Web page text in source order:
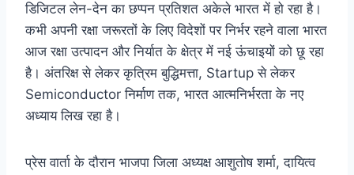
डिजिटल लेन-देन का छप्पन प्रतिशत अकेले भारत में हो रहा है।
कभी अपनी रक्षा जरूरतों के लिए विदेशों पर निर्भर रहने वाला भारत
आज रक्षा उत्पादन और निर्यात के क्षेत्र में नई ऊंचाइयों को छू रहा
है। अंतरिक्ष से लेकर कृत्रिम बुद्धिमत्ता, Startup से लेकर
Semiconductor निर्माण तक, भारत आत्मनिर्भरता के नए
अध्याय लिख रहा है।
प्रेस वार्ता के दौरान भाजपा जिला अध्यक्ष आशुतोष शर्मा, दायित्व